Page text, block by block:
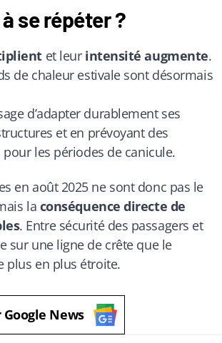
se répéter ?
et leurintensité augmente.
de chaleur estivale sont désormais
d’adapter durablement ses
et en prévoyant des
les périodes de canicule.
en août 2025 ne sont donc pas le
la conséquence directe de
. Entre sécurité des passagers et
sur une ligne de crête que le
plus en plus étroite.
News